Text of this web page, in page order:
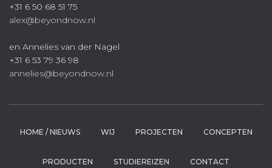
+31 6 50 68 51 75
alex@beyondnow.nl
en Annelies van der Nagel
+31 6 53 79 36 98
annelies@beyondnow.nl
HOME / NIEUWS WIJ PROJECTEN CONCEPTEN
PRODUCTEN STUDIEREIZEN CONTACT